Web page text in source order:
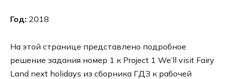
Год: 2018
На этой странице представлено подробное
решение задания номер 1 к Project 1 We’ll visit Fairy
Land next holidays из сборника ГДЗ к рабочей